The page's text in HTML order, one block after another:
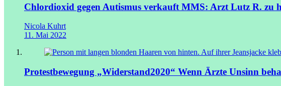
Chlordioxid gegen Autismus verkauft MMS: Arzt Lutz R. zu
Nicola Kuhrt
11. Mai 2022
Protestbewegung „Widerstand2020“ Wenn Ärzte Unsinn